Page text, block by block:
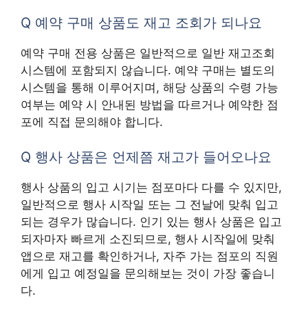
Q 예약 구매 상품도 재고 조회가 되나요
예약 구매 전용 상품은 일반적으로 일반 재고조회
시스템에 포함되지 않습니다. 예약 구매는 별도의
시스템을 통해 이루어지며, 해당 상품의 수령 가능
여부는 예약 시 안내된 방법을 따르거나 예약한 점
포에 직접 문의해야 합니다.
Q 행사 상품은 언제쯤 재고가 들어오나요
행사 상품의 입고 시기는 점포마다 다를 수 있지만,
일반적으로 행사 시작일 또는 그 전날에 맞춰 입고
되는 경우가 많습니다. 인기 있는 행사 상품은 입고
되자마자 빠르게 소진되므로, 행사 시작일에 맞춰
앱으로 재고를 확인하거나, 자주 가는 점포의 직원
에게 입고 예정일을 문의해보는 것이 가장 좋습니
다.